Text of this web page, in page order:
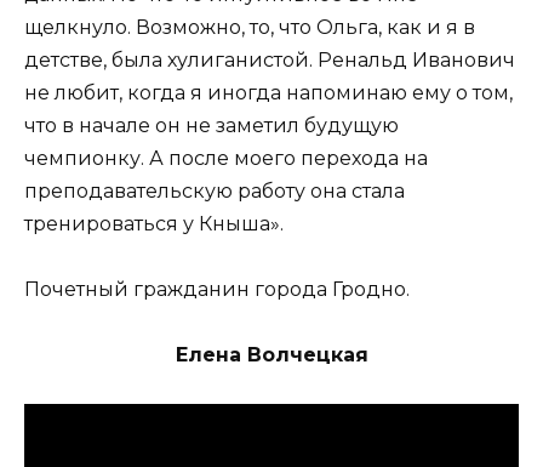
щелкнуло. Возможно, то, что Ольга, как и я в
детстве, была хулиганистой. Ренальд Иванович
не любит, когда я иногда напоминаю ему о том,
что в начале он не заметил будущую
чемпионку. А после моего перехода на
преподавательскую работу она стала
тренироваться у Кныша».
Почетный гражданин города Гродно.
Елена Волчецкая